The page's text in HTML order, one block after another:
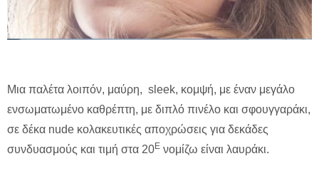
Μια παλέτα λοιπόν, μαύρη, sleek, κομψή, με έναν μεγάλο
ενσωματωμένο καθρέπτη, με διπλό πινέλο και σφουγγαράκι,
σε δέκα nude κολακευτικές αποχρώσεις για δεκάδες
συνδυασμούς και τιμή στα 20Ε νομίζω είναι λαυράκι.